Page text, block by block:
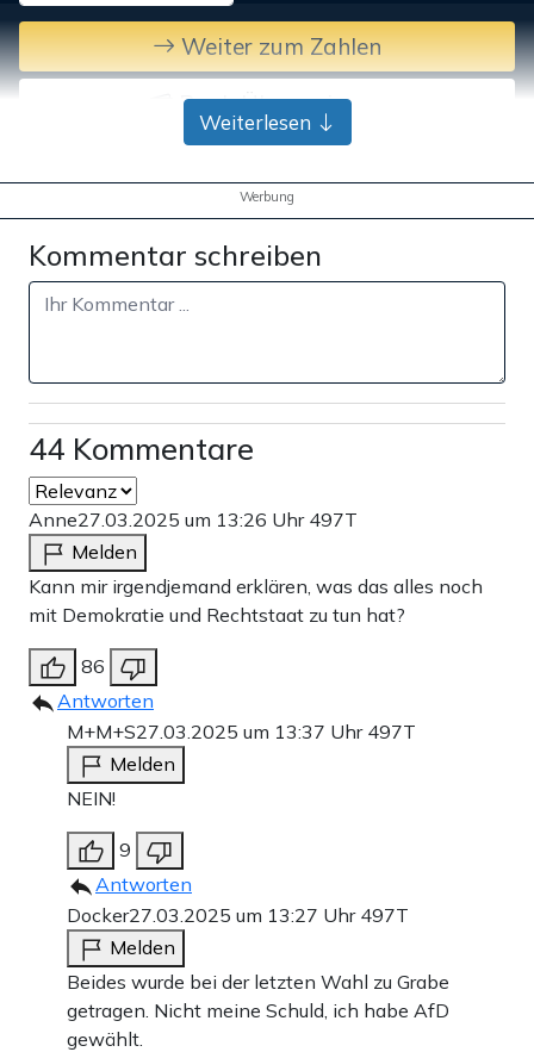
Weiter zum Zahlen
Bank-Überweisung
Weiterlesen
Werbung
Kommentar schreiben
44 Kommentare
Anne27.03.2025 um 13:26 Uhr 497T
Melden
Kann mir irgendjemand erklären, was das alles noch
mit Demokratie und Rechtstaat zu tun hat?
86
Antworten
M+M+S27.03.2025 um 13:37 Uhr 497T
Melden
NEIN!
9
Antworten
Docker27.03.2025 um 13:27 Uhr 497T
Melden
Beides wurde bei der letzten Wahl zu Grabe
getragen. Nicht meine Schuld, ich habe AfD
gewählt.